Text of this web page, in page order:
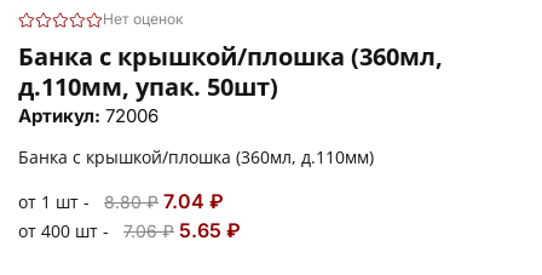
Нет оценок
Банка с крышкой/плошка (360мл,
д.110мм, упак. 50шт)
Артикул: 72006
Банка с крышкой/плошка (360мл, д.110мм)
от 1 шт -
8.80 ₽ 7.04 ₽
от 400 шт - 7.06 ₽ 5.65 ₽